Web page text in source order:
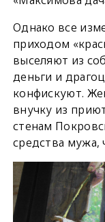
Однако все
приходом
выселяют из
деньги и
конфискуют.
внучку из
стенам
средства